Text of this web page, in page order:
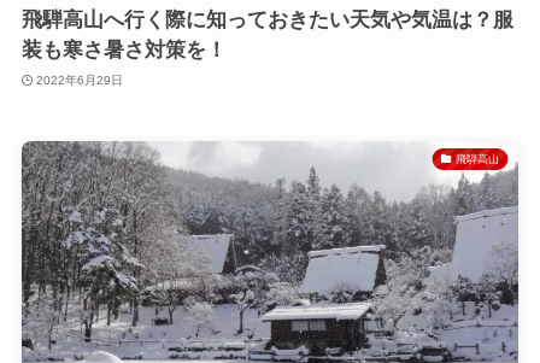
飛騨高山へ行く際に知っておきたい天気や気温は？服
装も寒さ暑さ対策を！
2022年6月29日
飛騨高山